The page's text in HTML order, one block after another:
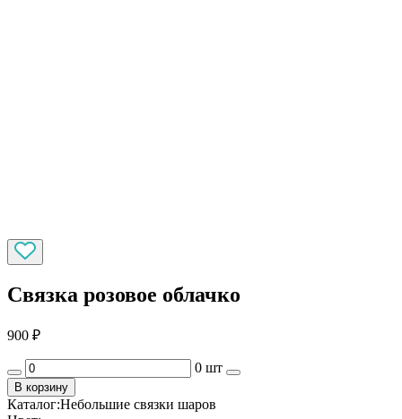
Связка розовое облачко
900 ₽
0 шт
В корзину
Каталог:Небольшие связки шаров